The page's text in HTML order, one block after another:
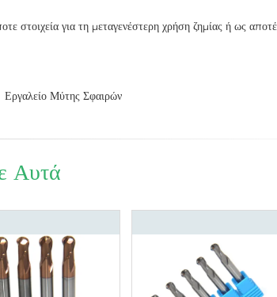
στοιχεία για τη μεταγενέστερη χρήση ζημίας ή ως
Εργαλείο Μύτης Σφαιρών
Αυτά